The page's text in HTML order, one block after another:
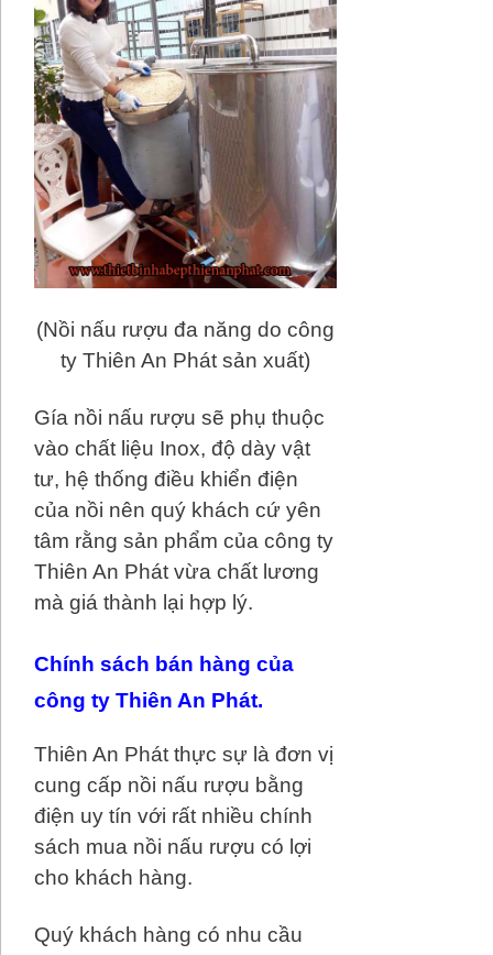
(Nồi nấu rượu đa năng do công
ty Thiên An Phát sản xuất)
Gía nồi nấu rượu sẽ phụ thuộc
vào chất liệu Inox, độ dày vật
tư, hệ thống điều khiển điện
của nồi nên quý khách cứ yên
tâm rằng sản phẩm của công ty
Thiên An Phát vừa chất lương
mà giá thành lại hợp lý.
Chính sách bán hàng của
công ty Thiên An Phát.
Thiên An Phát thực sự là đơn vị
cung cấp nồi nấu rượu bằng
điện uy tín với rất nhiều chính
sách mua nồi nấu rượu có lợi
cho khách hàng.
Quý khách hàng có nhu cầu